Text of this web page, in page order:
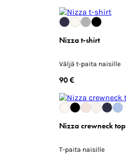
Nizza t-shirt
Väljä t-paita naisille
90 €
Nizza crewneck top
T-paita naisille